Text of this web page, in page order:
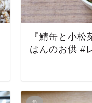
『鯖缶と小
はんのお供 #
魚